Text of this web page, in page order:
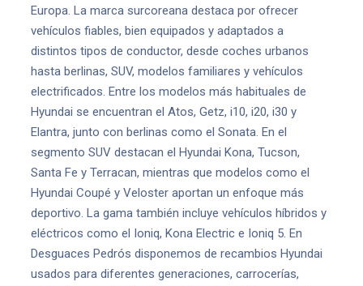
Europa. La marca surcoreana destaca por ofrecer
vehículos fiables, bien equipados y adaptados a
distintos tipos de conductor, desde coches urbanos
hasta berlinas, SUV, modelos familiares y vehículos
electrificados. Entre los modelos más habituales de
Hyundai se encuentran el Atos, Getz, i10, i20, i30 y
Elantra, junto con berlinas como el Sonata. En el
segmento SUV destacan el Hyundai Kona, Tucson,
Santa Fe y Terracan, mientras que modelos como el
Hyundai Coupé y Veloster aportan un enfoque más
deportivo. La gama también incluye vehículos híbridos y
eléctricos como el Ioniq, Kona Electric e Ioniq 5. En
Desguaces Pedrós disponemos de recambios Hyundai
usados para diferentes generaciones, carrocerías,